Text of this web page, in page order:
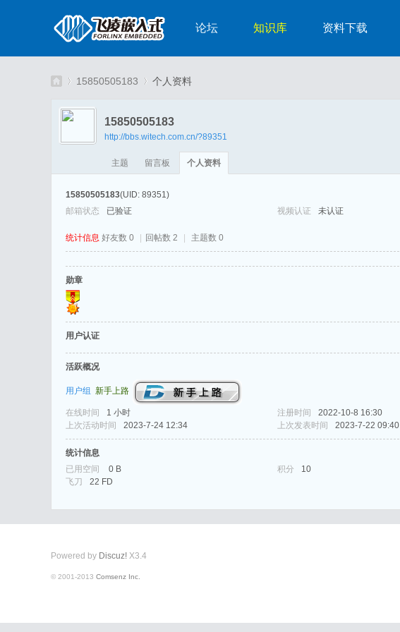
论坛 知识库 资料下载
嵌›
15850505183
›
个人资料
15850505183
http://bbs.witech.com.cn/?89351
主题 留言板 个人资料
15850505183(UID: 89351)
邮箱状态
已验证 视频认证 未认证
统计信息 好友数 0 回帖数 2 主题数 0
勋章
用户认证
活跃概况
用户组 新手上路
在线时间 1 小时 注册时间 2022-10-8 16:30
上次活动时间
2023-7-24 12:34 上次发表时间 2023-7-22 09:40
统计信息
已用空间
0 B 积分 10
飞刀
22 FD
Powered by Discuz! X3.4
© 2001-2013 Comsenz Inc.